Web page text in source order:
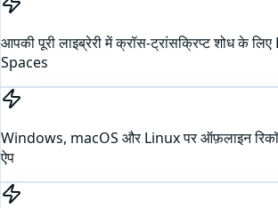
आपकी पूरी लाइब्रेरी में क्रॉस-ट्रांसक्रिप्ट शोध के
Spaces
Windows, macOS और Linux पर ऑफ़लाइन
ऐप